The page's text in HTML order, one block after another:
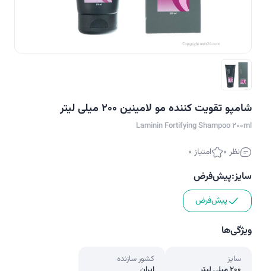
شامپو تقویت کننده مو لامینین 200 میلی لیتر
Laminin Fortifying Shampoo 200ml
نظر 0 امتیاز 0
سایز:پیش‌فرض
پیش‌فرض
ویژگی‌ها
سایز
کشور سازنده